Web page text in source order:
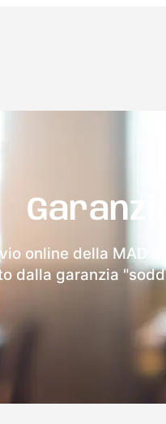
online della MAD
dalla garanzia